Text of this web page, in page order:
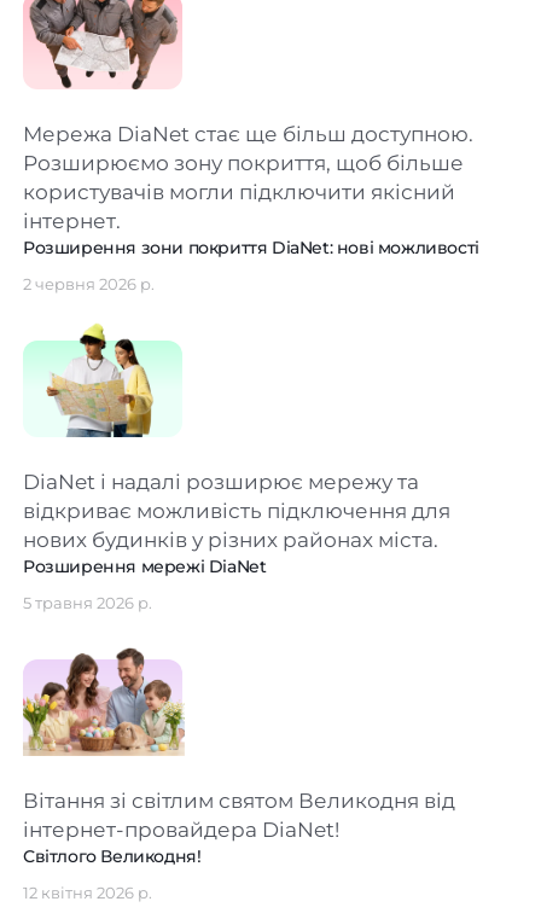
2 червня 2026 р.
Розширення зони покриття DiaNet: нові можливості
Мережа DiaNet стає ще більш доступною.
Розширюємо зону покриття, щоб більше
користувачів могли підключити якісний
інтернет.
5 травня 2026 р.
Розширення мережі DiaNet
DiaNet і надалі розширює мережу та
відкриває можливість підключення для
нових будинків у різних районах міста.
12 квітня 2026 р.
Світлого Великодня!
Вітання зі світлим святом Великодня від
інтернет-провайдера DiaNet!